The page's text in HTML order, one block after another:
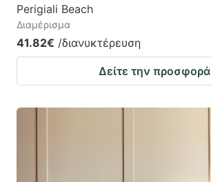
Perigiali Beach
Διαμέρισμα
41.82€ /διανυκτέρευση
Δείτε την προσφορά